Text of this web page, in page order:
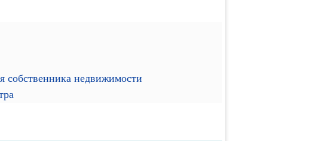
собственника недвижимости